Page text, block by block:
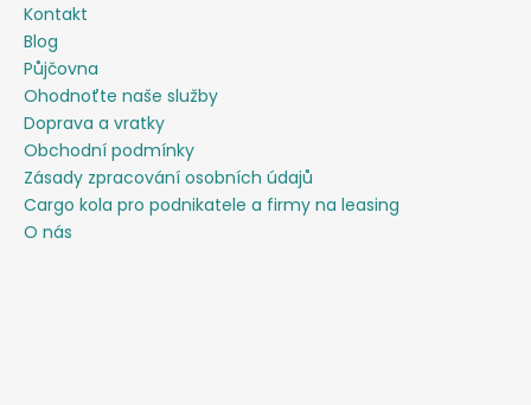
Kontakt
Blog
Půjčovna
Ohodnoťte naše služby
Doprava a vratky
Obchodní podmínky
Zásady zpracování osobních údajů
Cargo kola pro podnikatele a firmy na leasing
O nás